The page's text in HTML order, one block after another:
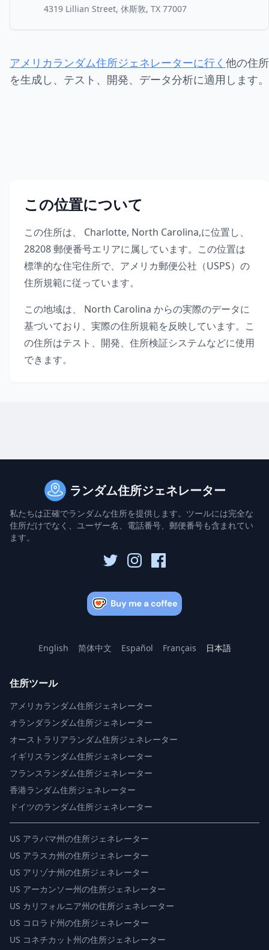
4319 Lillian Street, 休斯敦, TX 77007
アメリカランダム住所ジェネレーターに行く 他の住所
を生成し、テスト、開発、データ分析に適用します。
この位置について
この住所は、 Charlotte, North Carolina,に位置し、
28208郵便番号エリアに属しています。この位置は
標準的な住宅住所で、アメリカ郵便公社（USPS）の
住所規範に従っています。
この地域は、
North Carolina からの実際のデータに
基づいており、実際の住所規範を反映しています。こ
の住所はテスト、開発、住所検証システムなどに使用
できます。
ランダム住所ジェネレーター
私たちは正確でランダムな住所を提供します。ツールには完全な
住所だけでなく、ユーザー名、電話番号、郵便番号も含まれてい
ます。
English 简体中文 Español Français 日本語
住所ツール
アメリカランダム住所ジェネレーター
オランダランダム住所ジェネレーター
オーストラリアランダム住所ジェネレーター
イギリスランダム住所ジェネレーター
フランスランダム住所ジェネレーター
香港ランダム住所ジェネレーター
ドイツのランダム住所ジェネレーター
US アラバマ州の住所ジェネレーター
US アラスカ州の住所ジェネレーター
US アリゾナ州の住所ジェネレーター
US アーカンソー州の住所ジェネレーター
US カリフォルニア州の住所ジェネレーター
US コロラド州の住所ジェネレーター
US コネチカット州の住所ジェネレーター